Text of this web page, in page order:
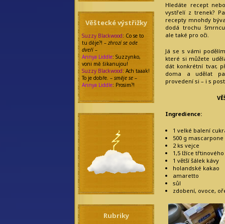
Věštecké výstřižky
Suzzy Blackwood: Co se to
tu děje?! – zhrozí se ode
dveří–
Annya Liddle: Suzzynko,
voni mě šikanujou!
Suzzy Blackwood: Ach taaak!
To je dobře. – směje se –
Annya Liddle: Prosim?!
Rubriky
Hledáte recept
vystřelí z trenek?
recepty mnohdy
dodá trochu
ale také pro oči.
Já se s vámi
které si můžete
dát konkrétní tvar,
doma a udělat
provedení si – i s
Ingredience:
1 velké balení
500 g mascarpone
2 ks vejce
1,5 lžíce
1 větší šálek kávy
holandské kakao
amaretto
sůl
zdobení, ovoce,